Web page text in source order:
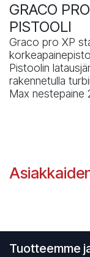
GRACO
PISTOOLI
Graco pro XP
Pistoolin
rakennetulla
Max nestepaine
Tuotteemme